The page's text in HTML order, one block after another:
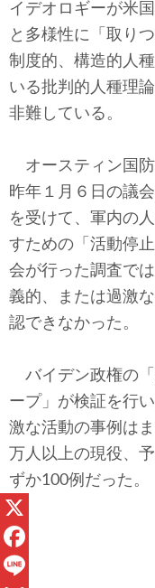
イデオロギーが米
と多様性に「取り
制度的、構造的人
いる批判的人種理
非難している。
オースティン国
昨年１月６日の議
を受けて、軍内の
すための「活動停
会が行った調査で
義的、または過激
認できなかった。
バイデン政権の
ープ」が検証を行
激な活動の事例は
万人以上の現役、
ずか100例だった。
X
F